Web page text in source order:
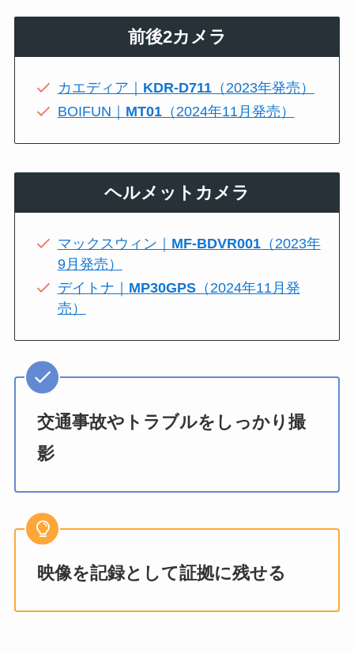
前後2カメラ
カエディア｜ KDR-D711（2023年発売）
BOIFUN｜ MT01（2024年11月発売）
ヘルメットカメラ
マックスウィン｜ MF-BDVR001（2023年
9月発売）
デイトナ｜ MP30GPS（2024年11月発
売）
交通事故やトラブルをしっかり撮
影
映像を記録として証拠に残せる